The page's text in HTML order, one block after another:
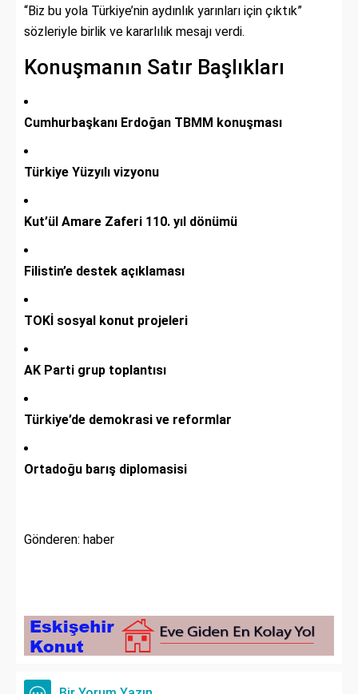
“Biz bu yola Türkiye’nin aydınlık yarınları için çıktık”
sözleriyle birlik ve kararlılık mesajı verdi.
Konuşmanın Satır Başlıkları
Cumhurbaşkanı Erdoğan TBMM konuşması
Türkiye Yüzyılı vizyonu
Kut’ül Amare Zaferi 110. yıl dönümü
Filistin’e destek açıklaması
TOKİ sosyal konut projeleri
AK Parti grup toplantısı
Türkiye’de demokrasi ve reformlar
Ortadoğu barış diplomasisi
Gönderen: haber